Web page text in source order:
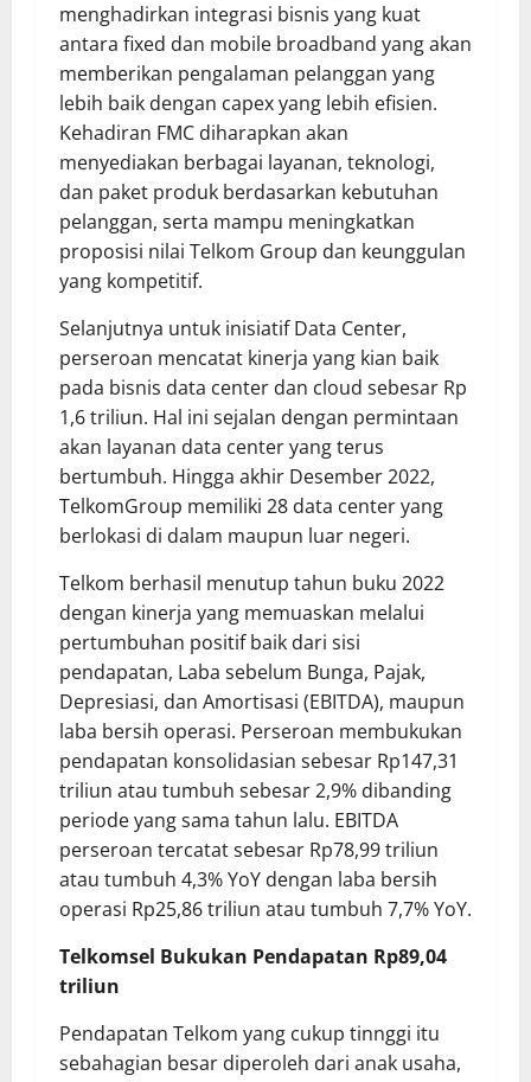
menghadirkan integrasi bisnis yang kuat
antara fixed dan mobile broadband yang akan
memberikan pengalaman pelanggan yang
lebih baik dengan capex yang lebih efisien.
Kehadiran FMC diharapkan akan
menyediakan berbagai layanan, teknologi,
dan paket produk berdasarkan kebutuhan
pelanggan, serta mampu meningkatkan
proposisi nilai Telkom Group dan keunggulan
yang kompetitif.
Selanjutnya untuk inisiatif Data Center,
perseroan mencatat kinerja yang kian baik
pada bisnis data center dan cloud sebesar Rp
1,6 triliun. Hal ini sejalan dengan permintaan
akan layanan data center yang terus
bertumbuh. Hingga akhir Desember 2022,
TelkomGroup memiliki 28 data center yang
berlokasi di dalam maupun luar negeri.
Telkom berhasil menutup tahun buku 2022
dengan kinerja yang memuaskan melalui
pertumbuhan positif baik dari sisi
pendapatan, Laba sebelum Bunga, Pajak,
Depresiasi, dan Amortisasi (EBITDA), maupun
laba bersih operasi. Perseroan membukukan
pendapatan konsolidasian sebesar Rp147,31
triliun atau tumbuh sebesar 2,9% dibanding
periode yang sama tahun lalu. EBITDA
perseroan tercatat sebesar Rp78,99 triliun
atau tumbuh 4,3% YoY dengan laba bersih
operasi Rp25,86 triliun atau tumbuh 7,7% YoY.
Telkomsel Bukukan Pendapatan Rp89,04
triliun
Pendapatan Telkom yang cukup tinnggi itu
sebahagian besar diperoleh dari anak usaha,